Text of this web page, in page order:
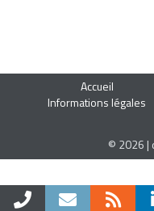
Accueil
Informations légales
© 2026 |